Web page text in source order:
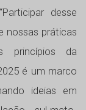
desse
nossas práticas
princípios da
é um marco
ideias em